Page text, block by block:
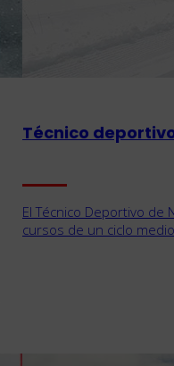
Técnico
El Técnico Deportivo de
cursos de un ciclo medio.